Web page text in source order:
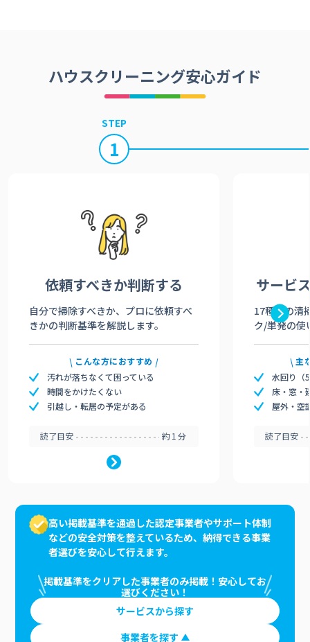
ハウスクリーニング安心ガイド
STEP
1
依頼すべきか判断する
自分で掃除すべきか、プロに依頼すべ
きかの判断基準を解説します。
こんな方におすすめ
汚れが落ちなくて困っている
時間をかけたくない
引越し・転居の予定がある
読了目安 約1分
サービ
17種類の清
ク/単発の使
主
水回り（
床・窓・
屋外・空
読了目安
高い掲載基準を通過した認定事業者やサポート体制
などの安全対策を整えているため、納得できる事業
者選びを安心して行えます。
掲載基準をクリアした事業者のみ掲載！安心してお
選びください！
サービスから探す
事業者を探す